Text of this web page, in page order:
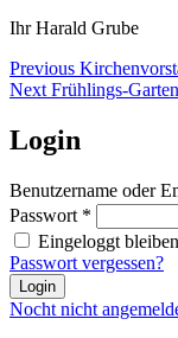
Ihr Harald Grube
Previous Previous
post:
Next Next
Frühlings-
Login
Benutzername oder
Passwort *
Eingeloggt bleiben
Passwort vergessen?
Login
Nocht nicht